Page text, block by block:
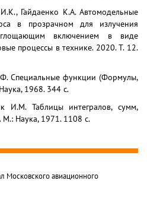
Гайдаенко К.А. Автомодельные
в прозрачном для излучения
включением в виде
процессы в технике. 2020. Т. 12.
Специальные функции (Формулы,
1968. 344 с.
И.М. Таблицы интегралов, сумм,
Наука, 1971. 1108 с.
авиационного